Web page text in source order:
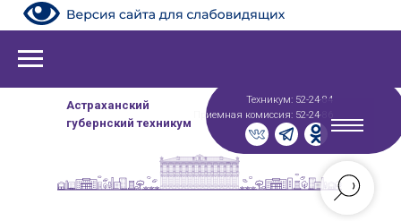
Астраханский
губернский техникум
Техникум: 52-24-84
Приемная комиссия: 52-24-86